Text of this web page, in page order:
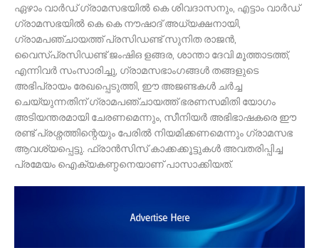
ഏഴാം വാർഡ് ഗ്രാമസഭയിൽ കെ ശിവദാസനും, എട്ടാം വാർഡ്
ഗ്രാമസഭയിൽ കെ കെ നൗഷാദ് അധ്യക്ഷനായി,
ഗ്രാമപഞ്ചായത്ത് പ്രസിഡണ്ട് സുനിത രാജൻ,
വൈസ്പ്രസിഡണ്ട് ജംഷിഒ ളങ്ങര, ശാന്താ ദേവി മൂത്താടത്ത്,
എന്നിവർ സംസാരിച്ചു, ഗ്രാമസഭാംഗങ്ങൾ തങ്ങളുടെ
അഭിപ്രായം രേഖപ്പെടുത്തി, ഈ അജണ്ടകൾ ചർച്ച
ചെയ്യുന്നതിന് ഗ്രാമപഞ്ചായത്ത് ഭരണസമിതി യോഗം
അടിയന്തരമായി ചേരണമെന്നും, സീനിയർ അഭിഭാഷകരെ ഈ
രണ്ട് പ്രശ്നത്തിന്റെയും പേരിൽ നിയമിക്കണമെന്നും ഗ്രാമസഭ
ആവശ്യപ്പെട്ടു. ഫ്രാൻസിസ് കാക്കക്കൂട്ടുകൾ അവതരിപ്പിച്ച
പ്രമേയം ഐക്യകണ്ഠനെയാണ് പാസാക്കിയത്.